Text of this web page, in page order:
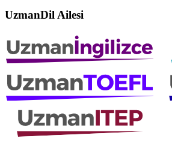
UzmanDil Ailesi